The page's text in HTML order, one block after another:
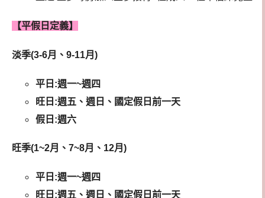
【平假日定義】
淡季(3-6月、9-11月)
平日:週一~週四
旺日:週五、週日、國定假日前一天
假日:週六
旺季(1~2月、7~8月、12月)
平日:週一~週四
旺日:週五、週日、國定假日前一天